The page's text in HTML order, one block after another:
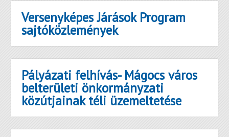
Versenyképes Járások Program
sajtóközlemények
Pályázati felhívás- Mágocs város
belterületi önkormányzati
közútjainak téli üzemeltetése